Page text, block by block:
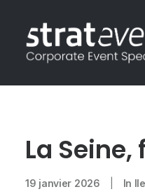
La
19 janvier 2026 In